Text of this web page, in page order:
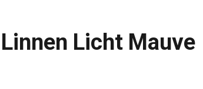
Licht Mauve